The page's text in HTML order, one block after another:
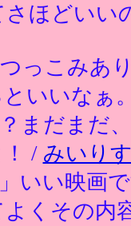
さほどいい
っこみあ
いいなぁ
まだまだ
/ みいり
」いい映画
くその内